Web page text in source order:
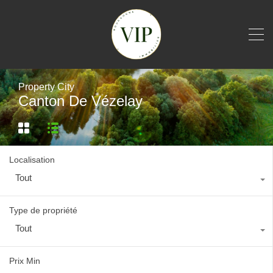
Property City
Canton De Vézelay
Localisation
Tout
Type de propriété
Tout
Prix Min